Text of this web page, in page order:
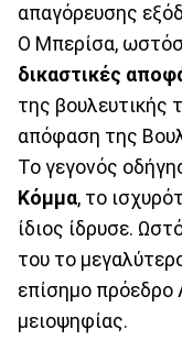
απαγόρευσης
Ο Μπερίσα,
δικαστικές
της βουλευτικής
απόφαση της
Το γεγονός
Κόμμα, το
ίδιος ίδρυσε.
του το
επίσημο πρόεδρο
μειοψηφίας.